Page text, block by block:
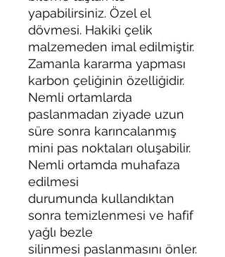
yapabilirsiniz. Özel el
dövmesi. Hakiki çelik
malzemeden imal edilmiştir.
Zamanla kararma yapması
karbon çeliğinin özelliğidir.
Nemli ortamlarda
paslanmadan ziyade uzun
süre sonra karıncalanmış
mini pas noktaları oluşabilir.
Nemli ortamda muhafaza
edilmesi
durumunda kullandıktan
sonra temizlenmesi ve hafif
yağlı bezle
silinmesi paslanmasını önler.